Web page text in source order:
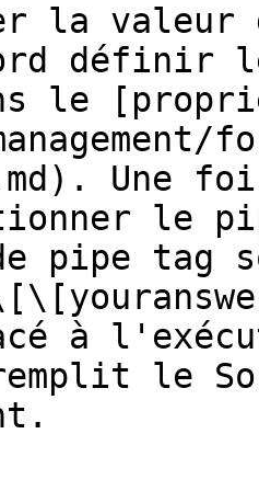
la valeur
définir
le
Une
le
pipe
à
remplit le